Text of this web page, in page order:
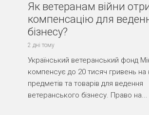
Як ветеранам війни
компенсацію для
бізнесу?
2 дні тому
Український ветеранський фонд
компенсує до 20 тисяч гривень на
предметів та товарів для ведення
ветеранського бізнесу. Право на...